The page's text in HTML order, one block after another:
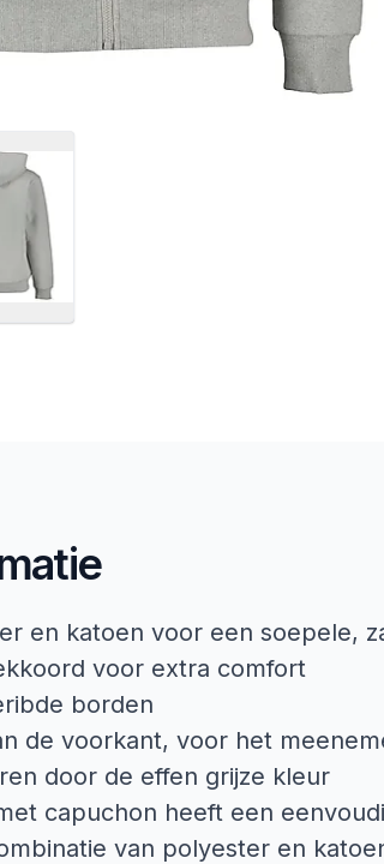
en katoen voor een soepele,
voor extra comfort
borden
de voorkant, voor het
door de effen grijze kleur
capuchon heeft een
van polyester en